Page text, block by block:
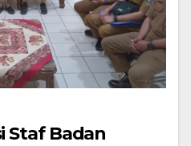
Staf Badan